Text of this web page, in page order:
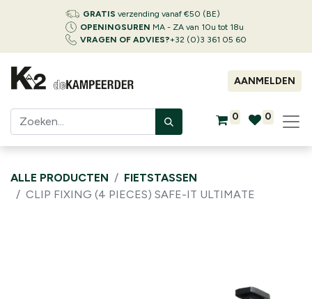
GRATIS verzending vanaf €50 (BE)
OPENINGSUREN MA - ZA van 10u tot 18u
VRAGEN OF ADVIES?+32 (0)3 361 05 60
AANMELDEN
0 0
ALLE PRODUCTEN
FIETSTASSEN
CLIP FIXING (4 PIECES) SAFE-IT ULTIMATE